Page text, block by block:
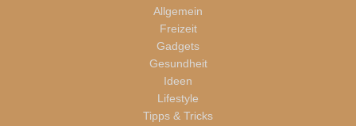
Allgemein
Freizeit
Gadgets
Gesundheit
Ideen
Lifestyle
Tipps & Tricks